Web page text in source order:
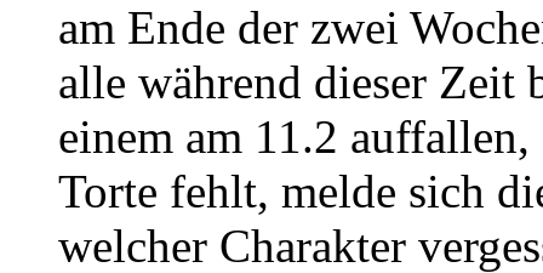
am Ende der zwei
alle während dieser Zeit
einem am 11.2
Torte fehlt, melde sich
welcher Charakter